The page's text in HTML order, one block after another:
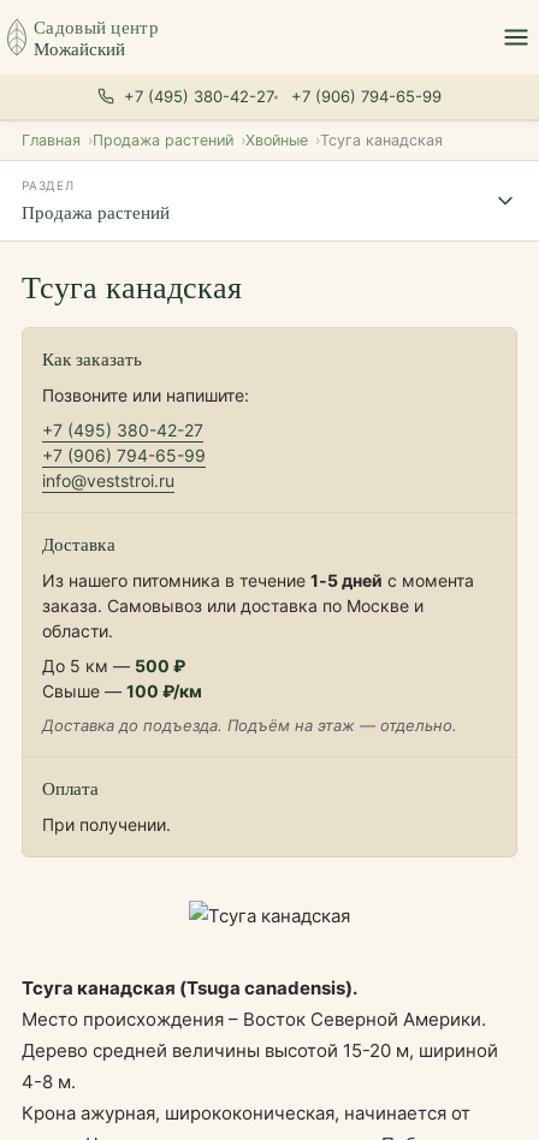
Садовый центр
Можайский
+7 (495) 380-42-27 +7 (906) 794-65-99
Главная Продажа растений Хвойные Тсуга канадская
РАЗДЕЛ
Продажа растений
Тсуга канадская
Как заказать
Позвоните или напишите:
+7 (495) 380-42-27
+7 (906) 794-65-99
info@veststroi.ru
Доставка
Из нашего питомника в течение 1‑5 дней с момента
заказа. Самовывоз или доставка по Москве и
области.
До 5 км — 500 ₽
Свыше — 100 ₽/км
Доставка до подъезда. Подъём на этаж — отдельно.
Оплата
При получении.
Тсуга канадская (Tsuga canadensis).
Место происхождения – Восток Северной Америки.
Дерево средней величины высотой 15-20 м, шириной
4-8 м.
Крона ажурная, ширококоническая, начинается от